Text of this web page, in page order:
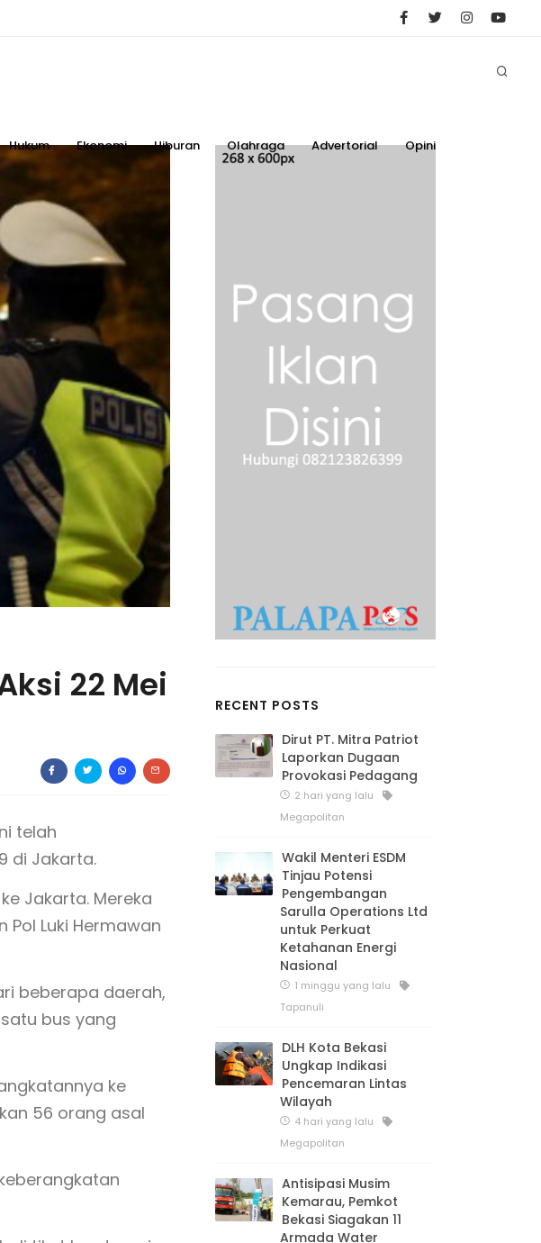
Hukum Ekonomi Hiburan Olahraga Advertorial Opini
22 Mei
telah
di Jakarta.
Jakarta. Mereka
Luki Hermawan
beberapa daerah,
bus yang
ke
56 orang asal
RECENT POSTS
Dirut PT. Mitra Patriot
Laporkan Dugaan
Provokasi Pedagang
2 hari yang lalu
Megapolitan
Wakil Menteri ESDM
Tinjau Potensi
Pengembangan
Sarulla Operations Ltd
untuk Perkuat
Ketahanan Energi
Nasional
1 minggu yang lalu
Tapanuli
DLH Kota Bekasi
Ungkap Indikasi
Pencemaran Lintas
Wilayah
4 hari yang lalu
Megapolitan
Antisipasi Musim
Kemarau, Pemkot
Bekasi Siagakan 11
Armada Water